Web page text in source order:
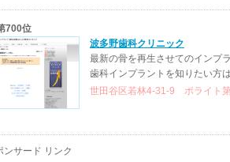
700位
波多野歯科クリニック
最新の骨を再生させてのインプ
歯科インプラントを知りたい方
世田谷区若林4-31-9 ポライト
ンサード リンク